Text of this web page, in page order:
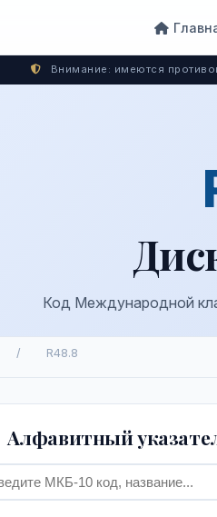
Внимание: имеются
Код Международной
/ R48.8
Алфавитный